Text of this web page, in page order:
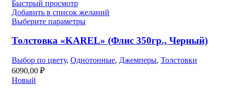
Быстрый просмотр
Добавить в список желаний
Выберите параметры
Толстовка «KAREL» (Флис 350гр., Черный)
Выбор по цвету, Однотонные, Джемперы, Толстовки
6090,00 ₽
Новый